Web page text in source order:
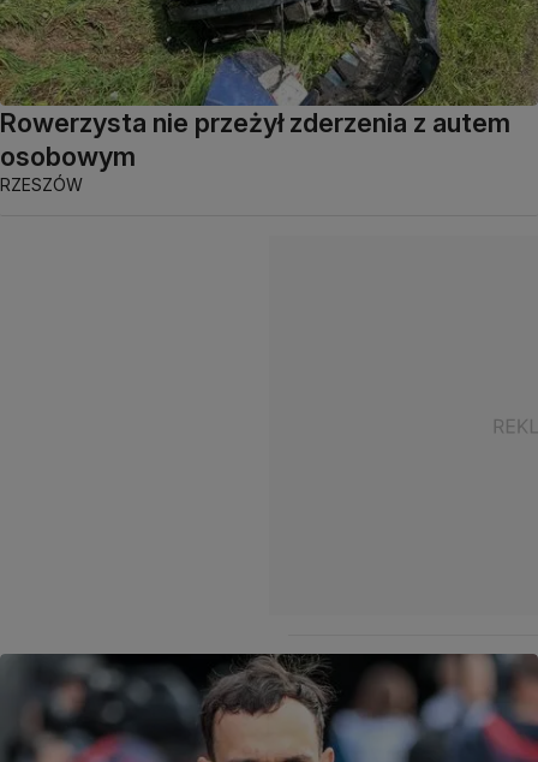
Rowerzysta nie przeżył zderzenia z autem
osobowym
RZESZÓW